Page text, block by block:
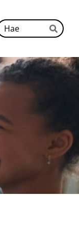
Hae